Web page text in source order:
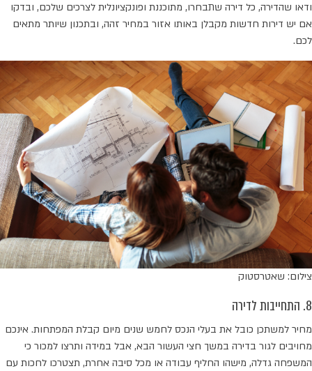
ודאו שהדירה, כל דירה שתבחרו, מתוכננת ופונקציונלית לצרכים שלכם, ובדקו
אם יש דירות חדשות מקבלן באותו אזור במחיר זהה, ובתכנון שיותר מתאים
לכם.
צילום: שאטרסטוק
8. התחייבות לדירה
מחיר למשתכן כובל את בעלי הנכס לחמש שנים מיום קבלת המפתחות. אינכם
מחויבים לגור בדירה במשך חצי העשור הבא, אבל במידה ותרצו למכור כי
המשפחה גדלה, מישהו החליף עבודה או מכל סיבה אחרת, תצטרכו לחכות עם